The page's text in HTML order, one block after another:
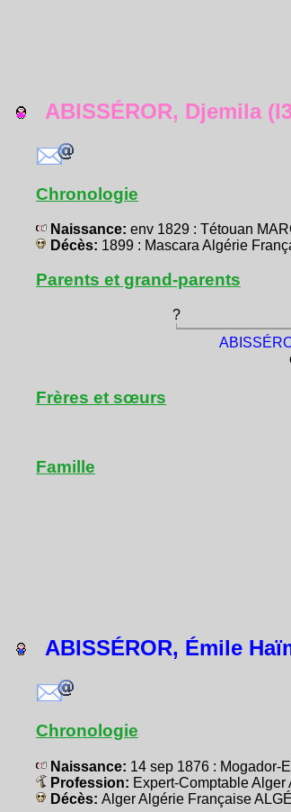
ABISSÉROR, Djemila
Chronologie
Naissance: env 1829 : Tétouan
Décès: 1899 : Mascara Algérie
Parents et grand-parents
?
Frères et sœurs
Famille
ABISSÉROR, Émile
Chronologie
Naissance: 14 sep 1876 : Mogador-
Profession: Expert-Comptable
Décès: Alger Algérie Française